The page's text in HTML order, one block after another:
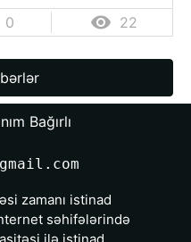
0  22
Bağırlı
zamanı istinad
səhifələrində